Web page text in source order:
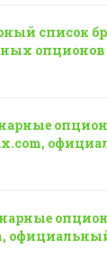
список
опционов